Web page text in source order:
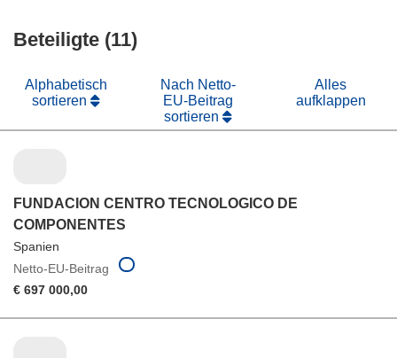
Beteiligte (11)
Alphabetisch
sortieren
Nach Netto-
EU-Beitrag
sortieren
Alles
aufklappen
FUNDACION CENTRO TECNOLOGICO DE
COMPONENTES
Spanien
Netto-EU-Beitrag
€ 697 000,00